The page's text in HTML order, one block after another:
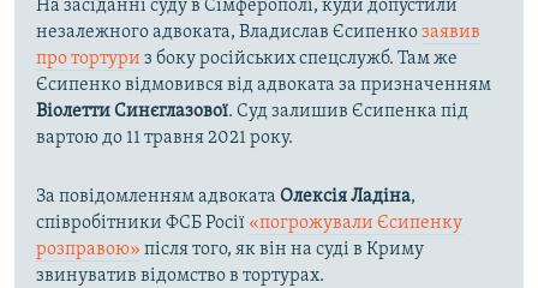
На засіданні суду в Сімферополі, куди допустили
незалежного адвоката, Владислав Єсипенкозаявив
про тортури з боку російських спецслужб. Там же
Єсипенко відмовився від адвоката за призначенням
Віолетти Синєглазової. Суд залишив Єсипенка під
вартою до 11 травня 2021 року.
За повідомленням адвоката Олексія Ладіна,
співробітники ФСБ Росії «погрожували Єсипенку
розправою» після того, як він на суді в Криму
звинуватив відомство в тортурах.